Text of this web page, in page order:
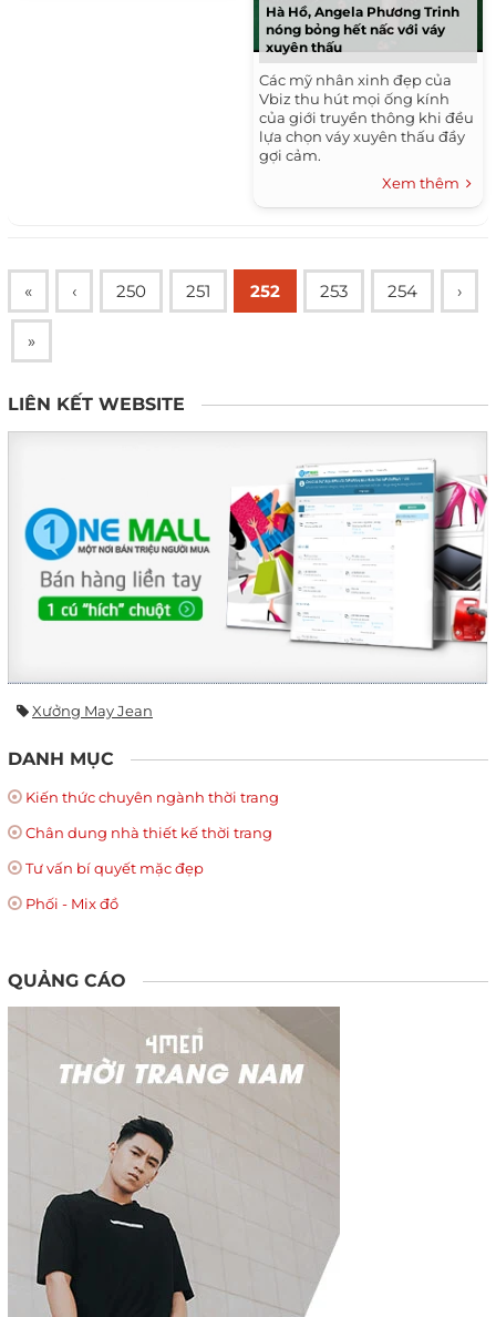
Hà Hồ, Angela Phương Trinh
nóng bỏng hết nấc với váy
xuyên thấu
Các mỹ nhân xinh đẹp của
Vbiz thu hút mọi ống kính
của giới truyền thông khi đều
lựa chọn váy xuyên thấu đầy
gợi cảm.
Xem thêm
« ‹ 250 251 252 253 254 ›
»
LIÊN KẾT WEBSITE
Xưởng May Jean
DANH MỤC
Kiến thức chuyên ngành thời trang
Chân dung nhà thiết kế thời trang
Tư vấn bí quyết mặc đẹp
Phối - Mix đồ
QUẢNG CÁO